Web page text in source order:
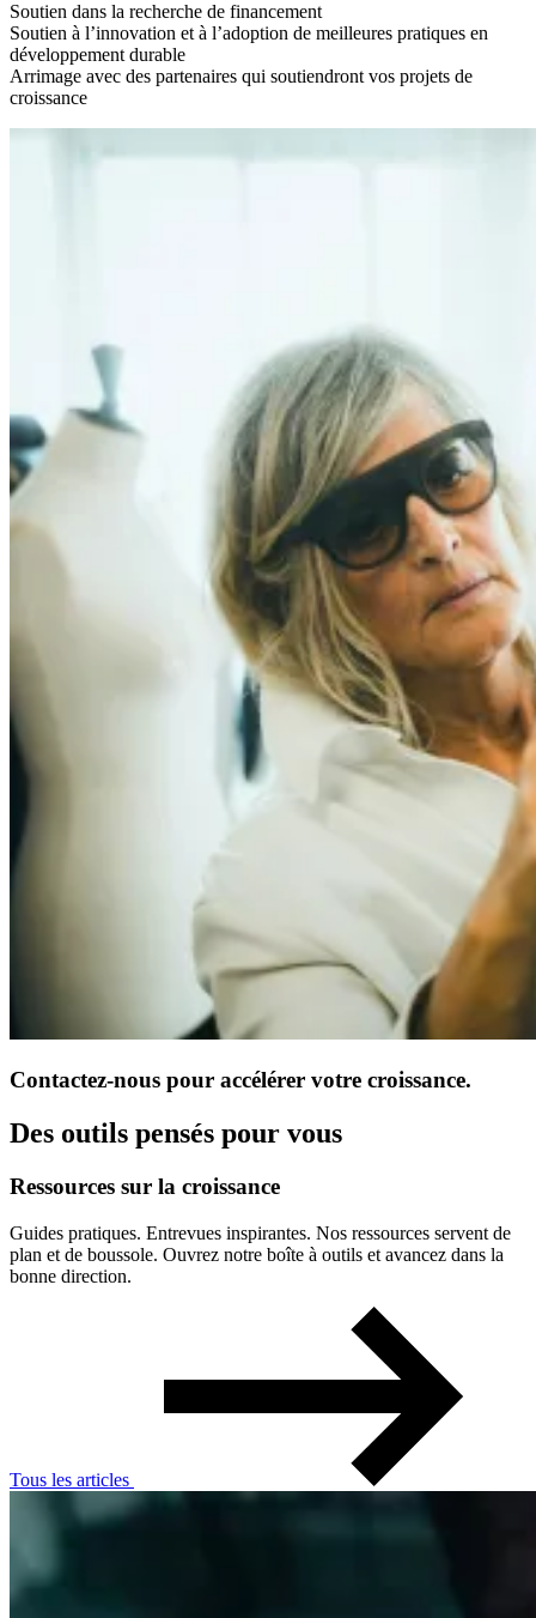
Soutien dans la recherche de financement
Soutien à l’innovation et à l’adoption de meilleures pratiques en
développement durable
Arrimage avec des partenaires qui soutiendront vos projets de
croissance
Contactez-nous pour accélérer votre croissance.
Des outils pensés pour vous
Ressources sur la croissance
Guides pratiques. Entrevues inspirantes. Nos ressources servent de
plan et de boussole. Ouvrez notre boîte à outils et avancez dans la
bonne direction.
Tous les articles